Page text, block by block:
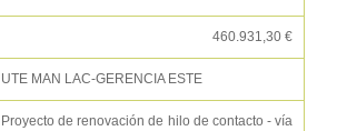
460.931,30 €
UTE MAN LAC-GERENCIA ESTE
Proyecto de renovación de hilo de contacto - vía